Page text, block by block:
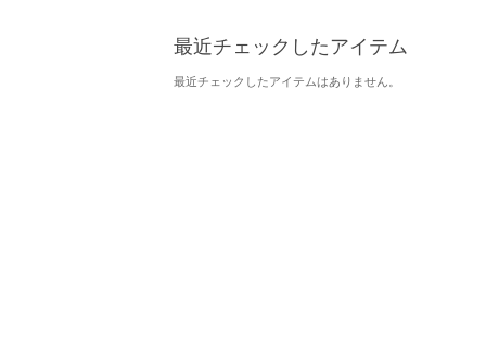
最近チェックしたアイテム
最近チェックしたアイテムはありません。